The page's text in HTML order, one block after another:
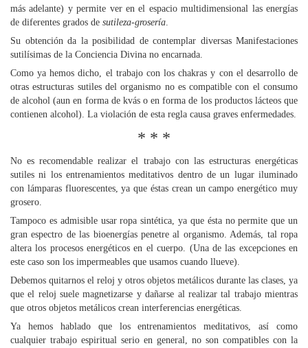
más adelante) y permite ver en el espacio multidimensional las energías
de diferentes grados de sutileza-grosería.
Su obtención da la posibilidad de contemplar diversas Manifestaciones
sutilísimas de la Conciencia Divina no encarnada.
Como ya hemos dicho, el trabajo con los chakras y con el desarrollo de
otras estructuras sutiles del organismo no es compatible con el consumo
de alcohol (aun en forma de kvás o en forma de los productos lácteos que
contienen alcohol). La violación de esta regla causa graves enfermedades.
* * *
No es recomendable realizar el trabajo con las estructuras energéticas
sutiles ni los entrenamientos meditativos dentro de un lugar iluminado
con lámparas fluorescentes, ya que éstas crean un campo energético muy
grosero.
Tampoco es admisible usar ropa sintética, ya que ésta no permite que un
gran espectro de las bioenergías penetre al organismo. Además, tal ropa
altera los procesos energéticos en el cuerpo. (Una de las excepciones en
este caso son los impermeables que usamos cuando llueve).
Debemos quitarnos el reloj y otros objetos metálicos durante las clases, ya
que el reloj suele magnetizarse y dañarse al realizar tal trabajo mientras
que otros objetos metálicos crean interferencias energéticas.
Ya hemos hablado que los entrenamientos meditativos, así como
cualquier trabajo espiritual serio en general, no son compatibles con la